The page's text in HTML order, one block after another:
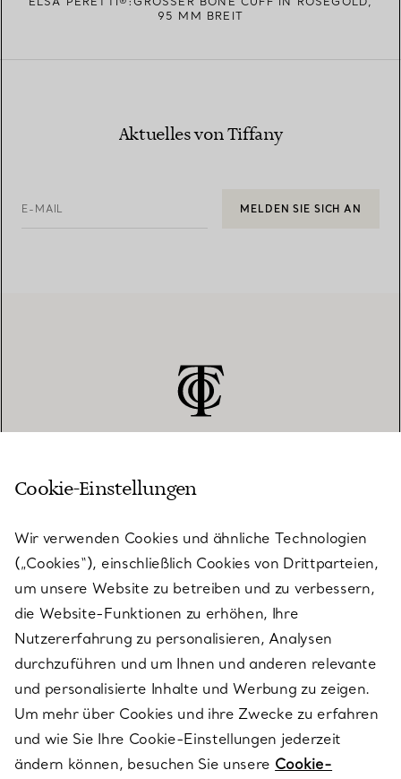
5 MM BREIT
Aktuelles von Tiffany
E-MAIL MELDEN SIE SICH AN
KUNDENSERVICE
SERVICES
ÜBER TIFFANY & CO.
RECHTLICHE HINWEISE
Cookie-Einstellungen
Wir verwenden Cookies und ähnliche Technologien
(„Cookies“), einschließlich Cookies von Drittparteien,
um unsere Website zu betreiben und zu verbessern,
die Website-Funktionen zu erhöhen, Ihre
Nutzererfahrung zu personalisieren, Analysen
durchzuführen und um Ihnen und anderen relevante
und personalisierte Inhalte und Werbung zu zeigen.
Um mehr über Cookies und ihre Zwecke zu erfahren
und wie Sie Ihre Cookie-Einstellungen jederzeit
ändern können, besuchen Sie unsere Cookie-